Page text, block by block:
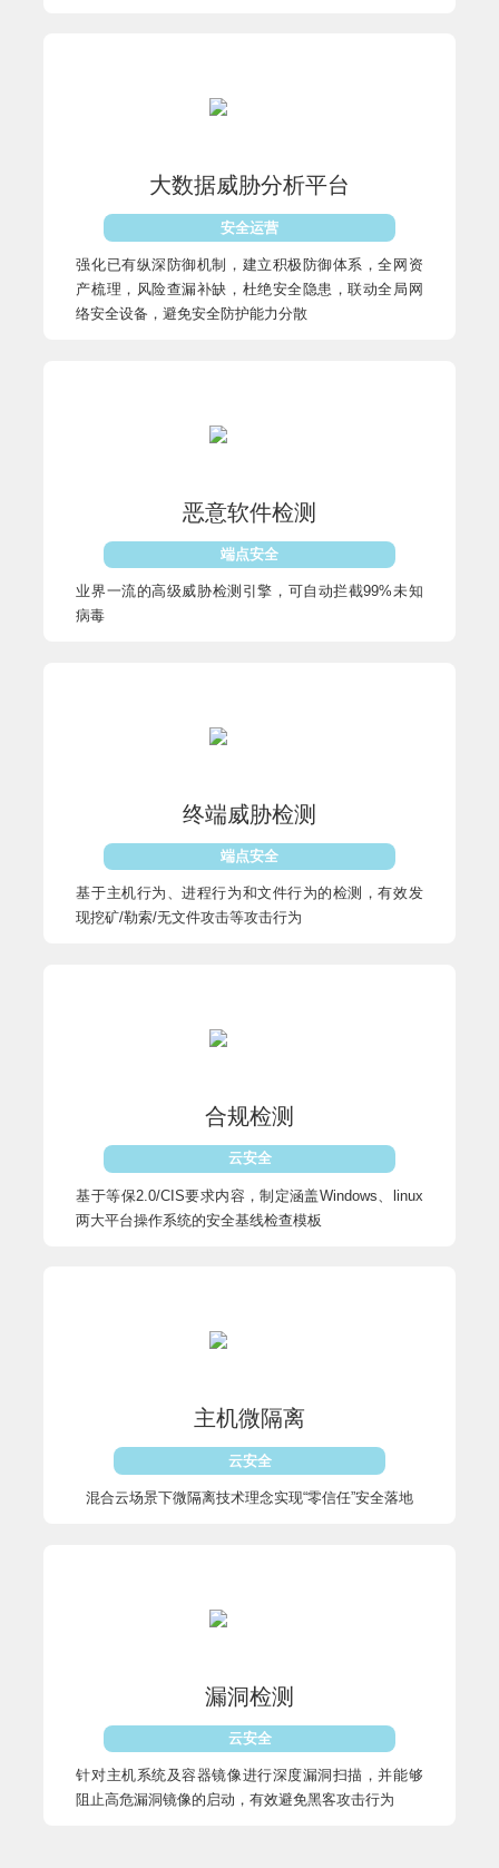
大数据威胁分析平台
安全运营
强化已有纵深防御机制，建立积极防御体系，全网资
产梳理，风险查漏补缺，杜绝安全隐患，联动全局网
络安全设备，避免安全防护能力分散
恶意软件检测
端点安全
业界一流的高级威胁检测引擎，可自动拦截99%未知
病毒
终端威胁检测
端点安全
基于主机行为、进程行为和文件行为的检测，有效发
现挖矿/勒索/无文件攻击等攻击行为
合规检测
云安全
基于等保2.0/CIS要求内容，制定涵盖Windows、linux
两大平台操作系统的安全基线检查模板
主机微隔离
云安全
混合云场景下微隔离技术理念实现“零信任”安全落地
漏洞检测
云安全
针对主机系统及容器镜像进行深度漏洞扫描，并能够
阻止高危漏洞镜像的启动，有效避免黑客攻击行为